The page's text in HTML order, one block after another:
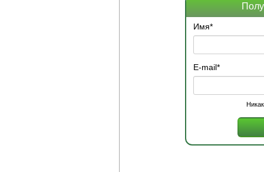
Имя*
E-mail*